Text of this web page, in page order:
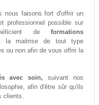
nous faisons fort d'offrir un
professionnel possible sur
deformations
la maitrise de tout type
ou non afin de vous offrir la
avec soin, suivant nos
afin d'être sûr qu'ils
clients.